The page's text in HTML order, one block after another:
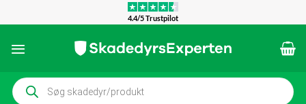
til
4.4/5 Trustpilot
Products
search